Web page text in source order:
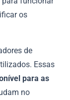
os
de
Essas
para as
no